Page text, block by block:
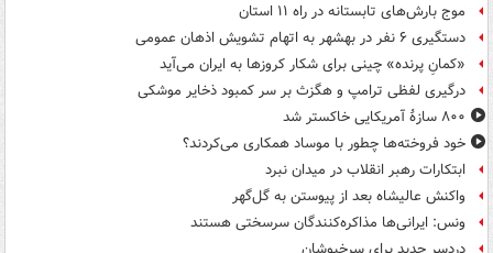
موج بارش‌های تابستانه در راه ۱۱ استان
دستگیری ۶ نفر در بهشهر به اتهام تشویش اذهان عمومی
«کمانِ پرنده» چینی برای شکار کروزها به ایران می‌آید
درگیری لفظی ترامپ و هگزث بر سر کمبود ذخایر موشکی
۸۰۰ سازۀ آمریکایی خاکستر شد
خود فروخته‌ها چطور با موساد همکاری می‌کردند؟
ابتکارات رهبر انقلاب در میدان نبرد
واکنش عالیشاه بعد از پیوستن به گل‌گهر
ونس: ایرانی‌ها مذاکره‌کنندگان سرسختی هستند